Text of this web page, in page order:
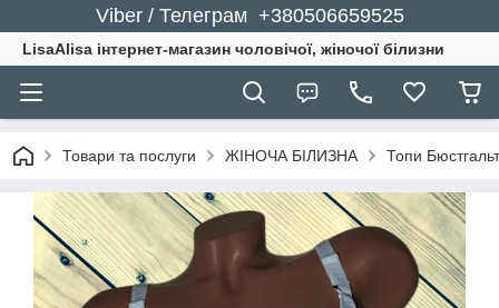
Viber / Телеграм +380506659525
LisaAlisa інтернет-магазин чоловічої, жіночої білизни
Товари та послуги ЖІНОЧА БІЛИЗНА Топи